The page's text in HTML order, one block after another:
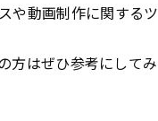
や動画制作に関するツ
方はぜひ参考にしてみ